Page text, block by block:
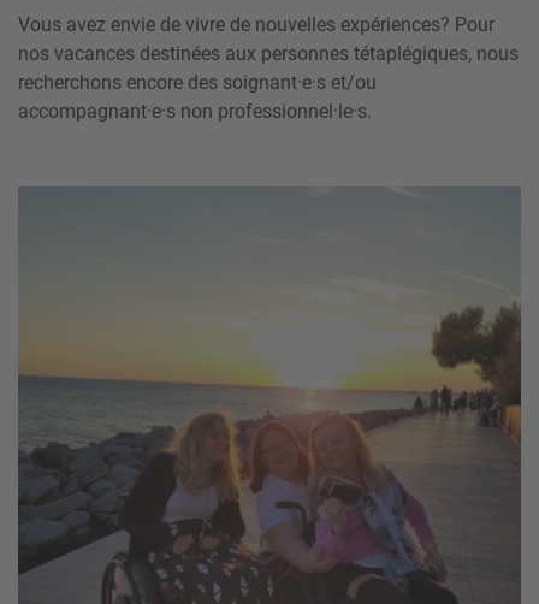
Vous avez envie de vivre de nouvelles expériences? Pour
nos vacances destinées aux personnes tétaplégiques, nous
recherchons encore des soignant·e·s et/ou
accompagnant·e·s non professionnel·le·s.